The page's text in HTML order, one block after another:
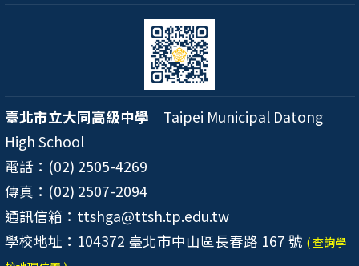
臺北市立大同高級中學 Taipei Municipal Datong
High School
電話：(02) 2505-4269
傳真：(02) 2507-2094
通訊信箱：ttshga@ttsh.tp.edu.tw
學校地址：104372 臺北市中山區長春路 167 號 ( 查詢學